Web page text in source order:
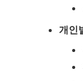
개인